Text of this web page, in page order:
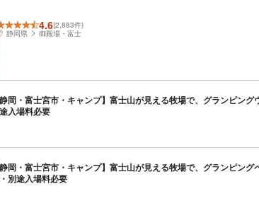
4.6(2,883件)
静岡県
御殿場・富士
静岡・富士宮市・キャンプ】富士山が見える牧場で、グランピン
入場料必要
静岡・富士宮市・キャンプ】富士山が見える牧場で、グランピン
別途入場料必要